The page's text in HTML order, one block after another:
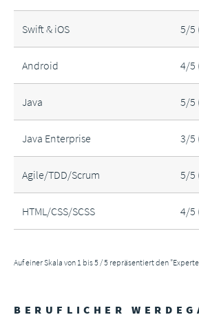
Swift & iOS 5/5
Android 4/5
Java 5/5
Java Enterprise 3/5
Agile/TDD/Scrum 5/5
HTML/CSS/SCSS 4/5
Auf einer Skala von 1 bis 5 / 5 repräsentiert den
BERUFLICHER